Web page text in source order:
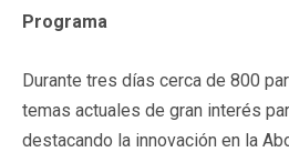
Programa
Durante tres días cerca de 800
temas actuales de gran interés
destacando la innovación en la